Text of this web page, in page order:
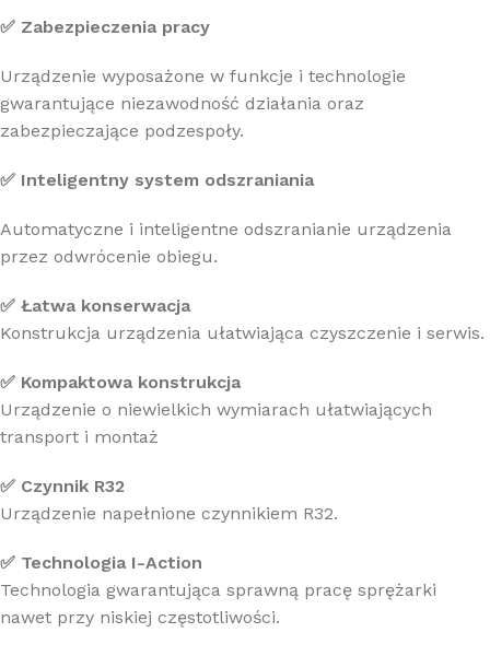
✅ Zabezpieczenia pracy
Urządzenie wyposażone w funkcje i technologie
gwarantujące niezawodność działania oraz
zabezpieczające podzespoły.
✅ Inteligentny system odszraniania
Automatyczne i inteligentne odszranianie urządzenia
przez odwrócenie obiegu.
✅ Łatwa konserwacja
Konstrukcja urządzenia ułatwiająca czyszczenie i serwis.
✅ Kompaktowa konstrukcja
Urządzenie o niewielkich wymiarach ułatwiających
transport i montaż
✅ Czynnik R32
Urządzenie napełnione czynnikiem R32.
✅ Technologia I-Action
Technologia gwarantująca sprawną pracę sprężarki
nawet przy niskiej częstotliwości.